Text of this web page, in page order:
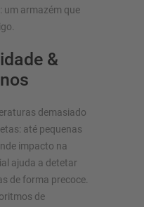
um armazém que
&
demasiado
até pequenas
impacto na
ajuda a detetar
de forma precoce.
de